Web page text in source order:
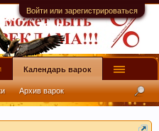
Войти или зарегистрироваться
Календарь варок
Архив варок